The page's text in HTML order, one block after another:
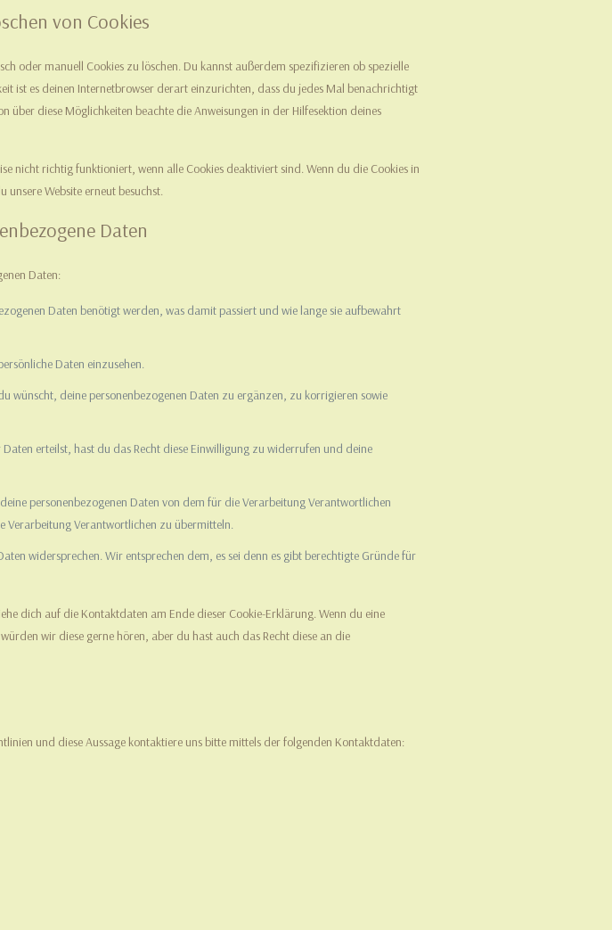
von Cookies
oder manuell Cookies zu löschen. Du kannst außerdem spezifizieren ob spezielle
ist es deinen Internetbrowser derart einzurichten, dass du jedes Mal benachrichtigt
diese Möglichkeiten beachte die Anweisungen in der Hilfesektion deines
nicht richtig funktioniert, wenn alle Cookies deaktiviert sind. Wenn du die Cookies in
Website erneut besuchst.
Daten
Daten:
Daten benötigt werden, was damit passiert und wie lange sie aufbewahrt
Daten einzusehen.
wünscht, deine personenbezogenen Daten zu ergänzen, zu korrigieren sowie
erteilst, hast du das Recht diese Einwilligung zu widerrufen und deine
personenbezogenen Daten von dem für die Verarbeitung Verantwortlichen
Verarbeitung Verantwortlichen zu übermitteln.
widersprechen. Wir entsprechen dem, es sei denn es gibt berechtigte Gründe für
dich auf die Kontaktdaten am Ende dieser Cookie-Erklärung. Wenn du eine
wir diese gerne hören, aber du hast auch das Recht diese an die
und diese Aussage kontaktiere uns bitte mittels der folgenden Kontaktdaten: